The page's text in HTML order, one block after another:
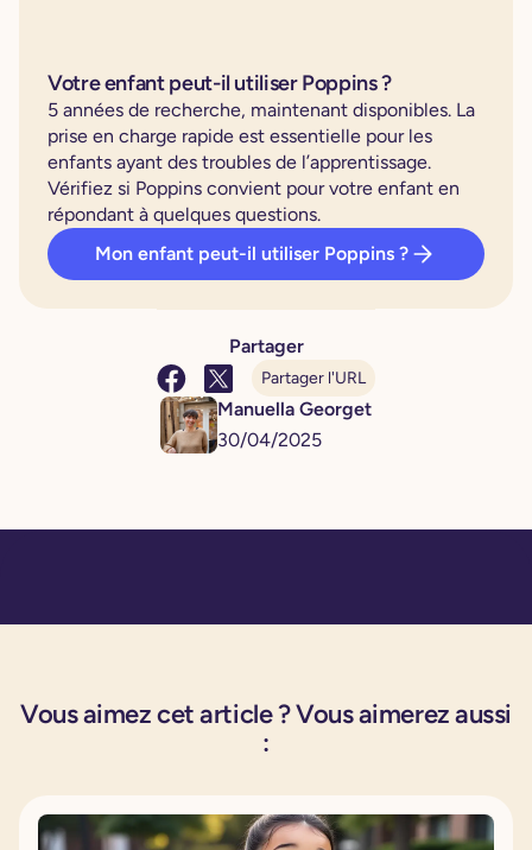
Partager
Partager l'URL
Manuella Georget
30/04/2025
Votre enfant peut-il utiliser Poppins ?
5 années de recherche, maintenant disponibles. La
prise en charge rapide est essentielle pour les
enfants ayant des troubles de l’apprentissage.
Vérifiez si Poppins convient pour votre enfant en
répondant à quelques questions.
Mon enfant peut-il utiliser Poppins ?
Vous aimez cet article ? Vous aimerez aussi
: